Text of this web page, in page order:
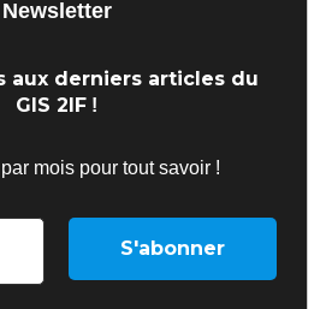
Newsletter
aux derniers articles du
GIS 2IF !
mois pour tout savoir !